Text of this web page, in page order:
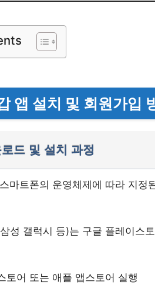
앱 설치 및 회원가입
드 및 설치 과정
마트폰의 운영체제에 따라 지정
성 갤럭시 등)는 구글 플레이스
토어 또는 애플 앱스토어 실행